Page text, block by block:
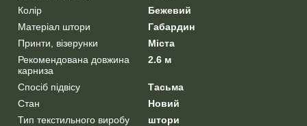
Колір
Бежевий
Матеріал штори
Габардин
Принти, візерунки
Міста
Рекомендована довжина
карниза
2.6 м
Спосіб підвісу
Тасьма
Стан
Новий
Тип текстильного виробу
штори